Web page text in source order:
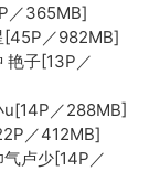
／365MB]
[45P／982MB]
艳子[13P／
u[14P／288MB]
／412MB]
卢少[14P／